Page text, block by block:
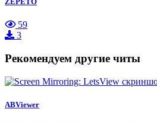
59
3
Рекомендуем другие читы
ABViewer